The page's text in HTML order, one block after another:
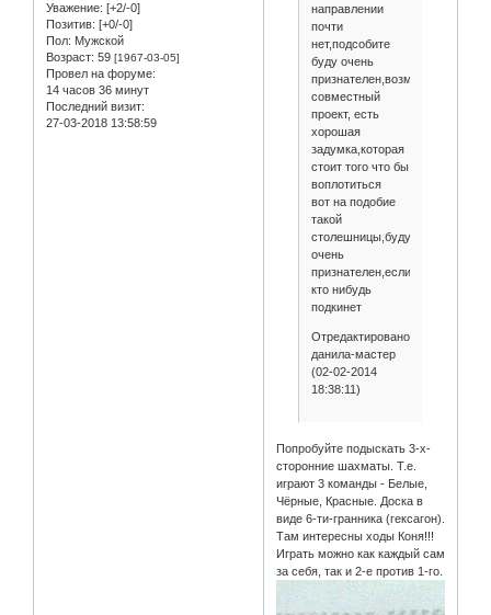
Уважение: [+2/-0]
Позитив: [+0/-0]
Пол: Мужской
Возраст: 59 [1967-03-05]
Провел на форуме:
14 часов 36 минут
Последний визит:
27-03-2018 13:58:59
направлении
почти
нет,подсобите
буду очень
признателен,возможен
совместный
проект, есть
хорошая
задумка,которая
стоит того что бы
воплотиться
вот на подобие
такой
столешницы,буду
очень
признателен,если
кто нибудь
подкинет
Отредактировано
данила-мастер
(02-02-2014
18:38:11)
Попробуйте подыскать 3-х-
сторонние шахматы. Т.е.
играют 3 команды - Белые,
Чёрные, Красные. Доска в
виде 6-ти-гранника (гексагон).
Там интересны ходы Коня!!!
Играть можно как каждый сам
за себя, так и 2-е против 1-го.